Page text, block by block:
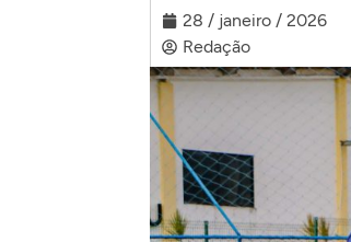
28 / janeiro / 2026
Redação